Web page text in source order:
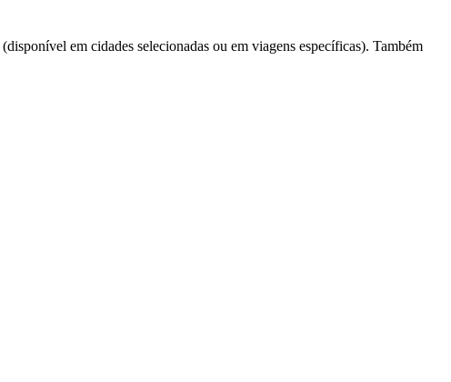
(disponível em cidades selecionadas ou em viagens específicas). Também